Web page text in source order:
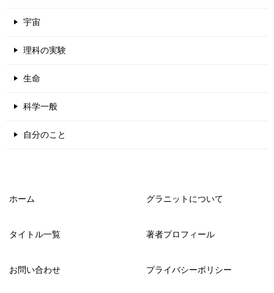
宇宙
理科の実験
生命
科学一般
自分のこと
ホーム グラニットについて
タイトル一覧 著者プロフィール
お問い合わせ プライバシーポリシー